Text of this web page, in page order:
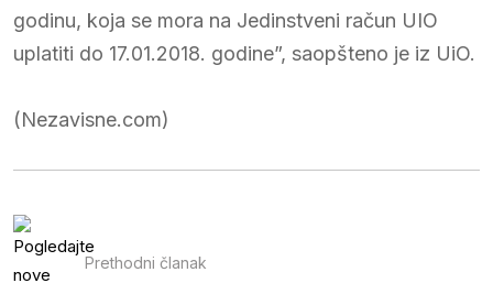
godinu, koja se mora na Jedinstveni račun UIO
uplatiti do 17.01.2018. godine”, saopšteno je iz UiO.
(Nezavisne.com)
Prethodni članak